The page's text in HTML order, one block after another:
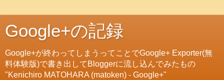
Google+の記録
Google+が終わってしまうってことでGoogle+ Exporter(無
料体験版)で書き出してBloggerに流し込んでみたもの
"Kenichiro MATOHARA (matoken) - Google+"